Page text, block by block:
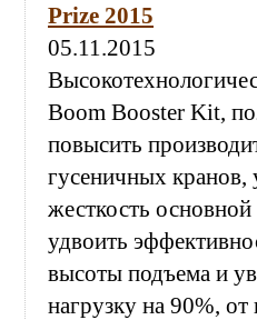
Prize 2015
05.11.2015
Boom Booster Kit,
повысить
гусеничных кранов,
жесткость основной
удвоить
высоты подъема и
нагрузку на 90%,